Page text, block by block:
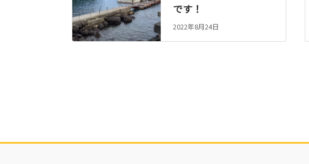
です！
2022年8月24日